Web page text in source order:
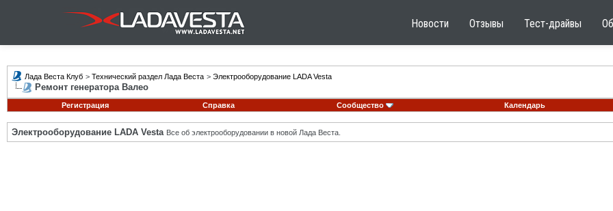
Новости Отзывы Тест-драйвы
Лада Веста Клуб > Технический раздел Лада Веста > Электрооборудование LADA Vesta
Ремонт генератора Валео
Регистрация Справка Сообщество Календарь
Электрооборудование LADA Vesta Все об электрооборудовании в новой Лада Веста.